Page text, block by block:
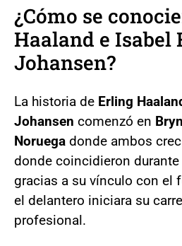
¿Cómo se
Haaland e Isabel
Johansen?
La historia de Erling
Johansen comenzó en
Noruega donde ambos
donde coincidieron
gracias a su vínculo con el
el delantero iniciara su
profesional.